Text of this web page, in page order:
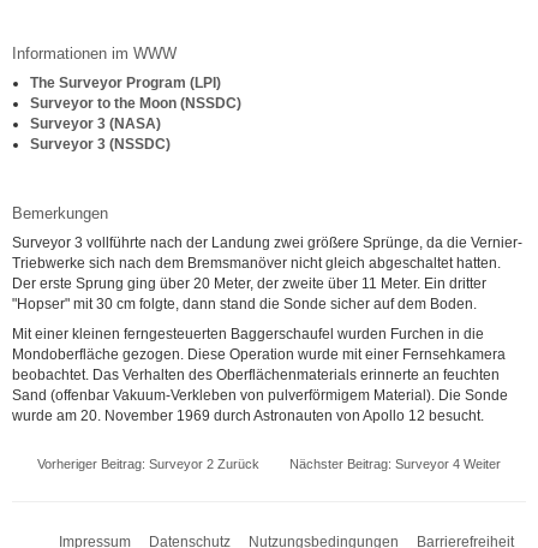
Informationen im WWW
The Surveyor Program (LPI)
Surveyor to the Moon (NSSDC)
Surveyor 3 (NASA)
Surveyor 3 (NSSDC)
Bemerkungen
Surveyor 3 vollführte nach der Landung zwei größere Sprünge, da die Vernier-
Triebwerke sich nach dem Bremsmanöver nicht gleich abgeschaltet hatten.
Der erste Sprung ging über 20 Meter, der zweite über 11 Meter. Ein dritter
"Hopser" mit 30 cm folgte, dann stand die Sonde sicher auf dem Boden.
Mit einer kleinen ferngesteuerten Baggerschaufel wurden Furchen in die
Mondoberfläche gezogen. Diese Operation wurde mit einer Fernsehkamera
beobachtet. Das Verhalten des Oberflächenmaterials erinnerte an feuchten
Sand (offenbar Vakuum-Verkleben von pulverförmigem Material). Die Sonde
wurde am 20. November 1969 durch Astronauten von Apollo 12 besucht.
Vorheriger Beitrag: Surveyor 2 Zurück Nächster Beitrag: Surveyor 4 Weiter
Impressum Datenschutz Nutzungsbedingungen Barrierefreiheit